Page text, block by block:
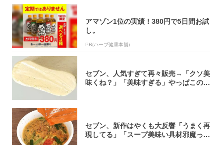
アマゾン1位の実績！380円で5日間お試
し。
PR(ハーブ健康本舗)
セブン、人気すぎて再々販売→「クソ美
味くね？」「美味すぎる」やっぱこのク
セブン、新作はやくも大反響「うまく再
現してる」「スープ美味い具材邪魔って